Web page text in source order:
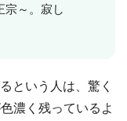
宗～。寂し
という人は、驚く
濃く残っているよ